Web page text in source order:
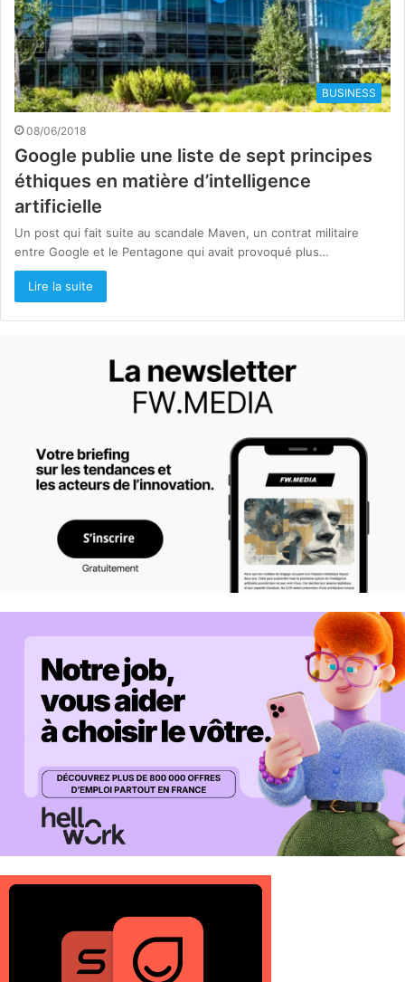
BUSINESS
08/06/2018
Google publie une liste de sept principes
éthiques en matière d’intelligence
artificielle
Un post qui fait suite au scandale Maven, un contrat militaire
entre Google et le Pentagone qui avait provoqué plus…
Lire la suite